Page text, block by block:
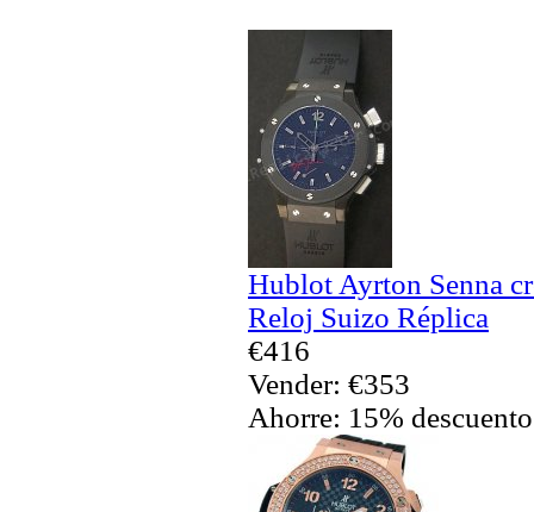
Hublot Ayrton Senna
Reloj Suizo Réplica
€416
Vender: €353
Ahorre: 15% descuento